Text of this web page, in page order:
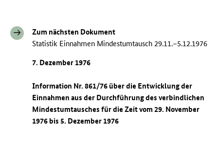
Zum nächsten Dokument
Statistik Einnahmen Mindestumtausch 29.11.–5.12.1976
7. Dezember 1976
Information Nr. 861/76 über die Entwicklung der
Einnahmen aus der Durchführung des verbindlichen
Mindestumtausches für die Zeit vom 29. November
1976 bis 5. Dezember 1976